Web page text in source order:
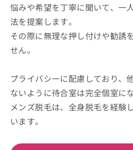
悩みや希望を丁寧に聞いて、一
法を提案します。
その際に無理な押し付けや勧誘
せん。
プライバシーに配慮しており、
ないように待合室は完全個室に
メンズ脱毛は、全身脱毛を経験
います。